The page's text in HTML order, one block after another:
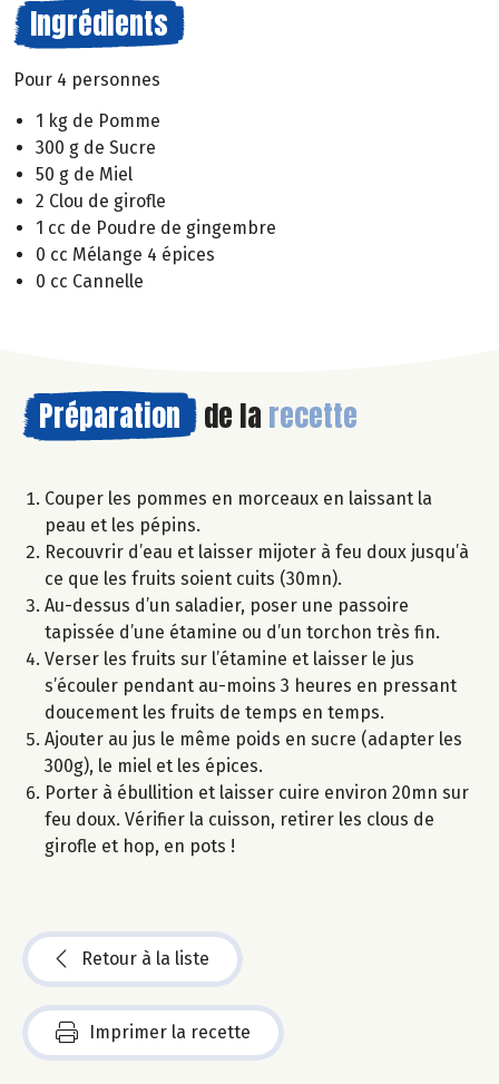
Ingrédients
Pour 4 personnes
1 kg de Pomme
300 g de Sucre
50 g de Miel
2 Clou de girofle
1 cc de Poudre de gingembre
0 cc Mélange 4 épices
0 cc Cannelle
Préparation de la recette
Couper les pommes en morceaux en laissant la
peau et les pépins.
Recouvrir d’eau et laisser mijoter à feu doux jusqu’à
ce que les fruits soient cuits (30mn).
Au-dessus d’un saladier, poser une passoire
tapissée d’une étamine ou d’un torchon très fin.
Verser les fruits sur l’étamine et laisser le jus
s’écouler pendant au-moins 3 heures en pressant
doucement les fruits de temps en temps.
Ajouter au jus le même poids en sucre (adapter les
300g), le miel et les épices.
Porter à ébullition et laisser cuire environ 20mn sur
feu doux. Vérifier la cuisson, retirer les clous de
girofle et hop, en pots !
Retour à la liste
Imprimer la recette